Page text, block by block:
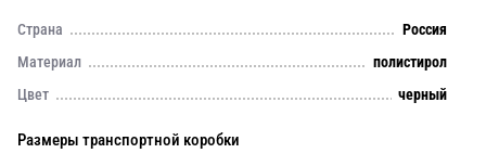
Страна
Россия
Материал
полистирол
Цвет
черный
Размеры транспортной коробки